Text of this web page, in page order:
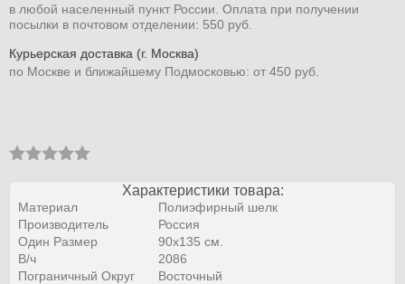
в любой населенный пункт России. Оплата при получении
посылки в почтовом отделении: 550 руб.
Курьерская доставка (г. Москва)
по Москве и ближайшему Подмосковью: от 450 руб.
Характеристики товара:
Материал
Полиэфирный шелк
Производитель
Россия
Один Размер
90х135 см.
В/ч
2086
Пограничный Округ
Восточный